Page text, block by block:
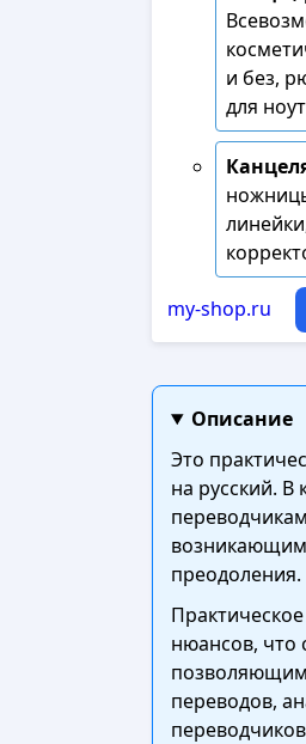
и без,
для
my-shop.ru
Описание
Это
на русский. В
возникающим
преодоления.
нюансов, что
переводов,